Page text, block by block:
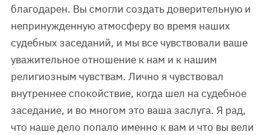
благодарен. Вы смогли создать доверительную и
непринужденную атмосферу во время наших
судебных заседаний, и мы все чувствовали ваше
уважительное отношение к нам и к нашим
религиозным чувствам. Лично я чувствовал
внутреннее спокойствие, когда шел на судебное
заседание, и во многом это ваша заслуга. Я рад,
что наше дело попало именно к вам и что вы вели